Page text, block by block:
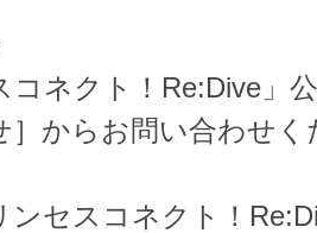
コネクト！Re:Dive」
］からお問い合わせ
ンセスコネクト！